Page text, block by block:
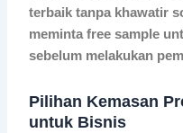
terbaik tanpa khawatir
memintafree sample
sebelum melakukan
Pilihan Kemasan
untuk Bisnis